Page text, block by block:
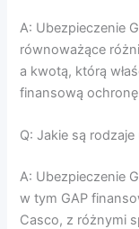
A: Ubezpieczenie
równoważące
a kwotą, którą
finansową
Q: Jakie są
A: Ubezpieczenie
w tym GAP
Casco, z różnymi